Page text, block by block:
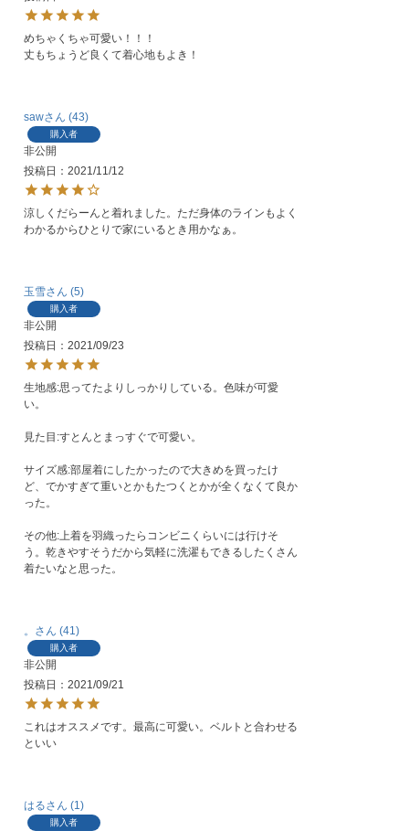
めちゃくちゃ可愛い！！！
丈もちょうど良くて着心地もよき！
saw 43
購入者
非公開
投稿日
2021/11/12
涼しくだらーんと着れました。ただ身体のラインもよく
わかるからひとりで家にいるとき用かなぁ。
玉雪 5
購入者
非公開
投稿日
2021/09/23
生地感:思ってたよりしっかりしている。色味が可愛
い。
見た目:すとんとまっすぐで可愛い。
サイズ感:部屋着にしたかったので大きめを買ったけ
ど、でかすぎて重いとかもたつくとかが全くなくて良か
った。
その他:上着を羽織ったらコンビニくらいには行けそ
う。乾きやすそうだから気軽に洗濯もできるしたくさん
着たいなと思った。
。 41
購入者
非公開
投稿日
2021/09/21
これはオススメです。最高に可愛い。ベルトと合わせる
といい
はる 1
購入者